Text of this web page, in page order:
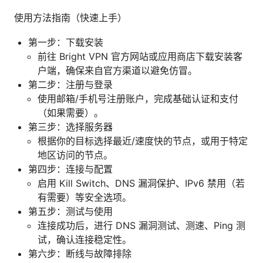
使用方法指南（快速上手）
第一步：下载安装
前往 Bright VPN 官方网站或应用商店下载安装客
户端，确保来自官方渠道以避免仿冒。
第二步：注册与登录
使用邮箱/手机号注册账户，完成基础认证和支付
（如果需要）。
第三步：选择服务器
根据你的目标选择最近/速度快的节点，或用于特定
地区访问的节点。
第四步：连接与配置
启用 Kill Switch、DNS 漏洞保护、IPv6 禁用（若
有需要）等安全选项。
第五步：测试与使用
连接成功后，进行 DNS 漏洞测试、测速、Ping 测
试，确认连接稳定性。
第六步：断线与故障排除